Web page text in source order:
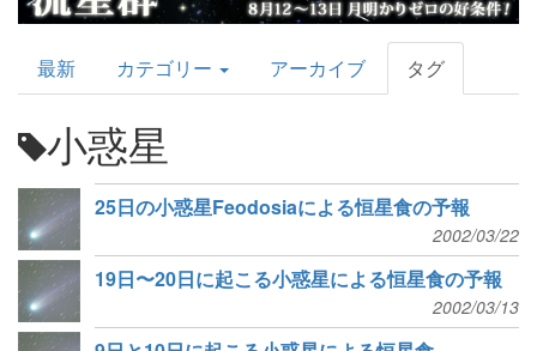
AstroArts
Topics
最新 カテゴリー アーカイブ タグ
小惑星
25日の小惑星Feodosiaによる恒星食の予報
2002/03/22
19日〜20日に起こる小惑星による恒星食の予報
2002/03/13